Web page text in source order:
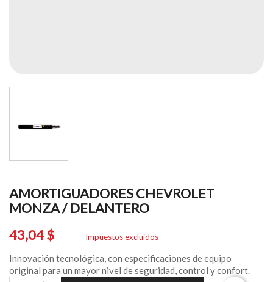
AMORTIGUADORES CHEVROLET
MONZA / DELANTERO
43,04 $
Impuestos excluidos
Innovación tecnológica, con especificaciones de equipo
original para un mayor nivel de seguridad, control y confort.